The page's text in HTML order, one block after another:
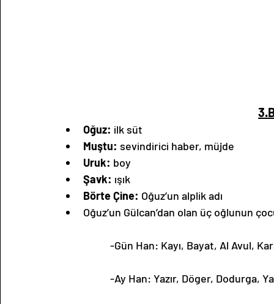
Oğuz: ilk süt
Muştu: sevindirici haber, müjde
Uruk: boy
Şavk: ışık
Börte Çine: Oğuz’un alplik adı
Oğuz’un Gülcan’dan olan üç oğlunun
-Gün Han: Kayı, Bayat, Al Avul,
-Ay Han: Yazır, Döger, Dodurga,